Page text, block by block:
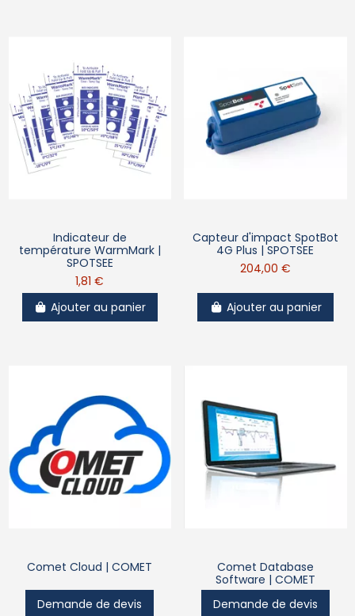
Indicateur de
température WarmMark |
SPOTSEE
1,81 €
Ajouter au panier
Capteur d'impact SpotBot
4G Plus | SPOTSEE
204,00 €
Ajouter au panier
Comet Cloud | COMET
Demande de devis
Comet Database
Software | COMET
Demande de devis